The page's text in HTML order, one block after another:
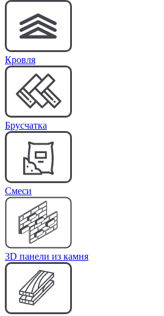
Кровля
Брусчатка
Cмеси
3D панели из камня